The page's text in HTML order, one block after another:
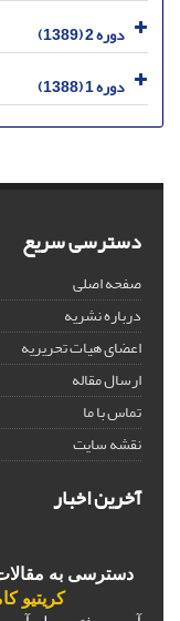
دوره 2 (1389)
دوره 1 (1388)
دسترسی سریع
صفحه اصلی
درباره نشریه
اعضای هیات تحریریه
ارسال مقاله
تماس با ما
نقشه سایت
آخرین اخبار
دسترسی به
کریتیو